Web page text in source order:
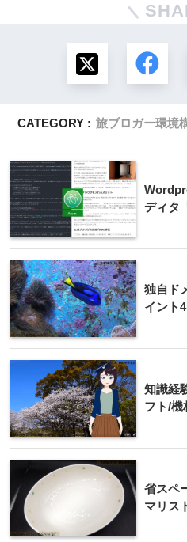
CATEGORY : 旅ブロガー環境
ディタ
独自ド
イント
知識経
フト/機
省スペ
マリス